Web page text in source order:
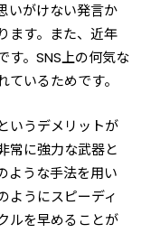
いがけない発言か
ます。また、近年
す。SNS上の何気な
いるためです。
いうデメリットが
常に強力な武器と
ような手法を用い
ようにスピーディ
ルを早めることが